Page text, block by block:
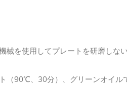
械を使用してプレートを研磨しな
（90℃、30分）、グリーンオイル